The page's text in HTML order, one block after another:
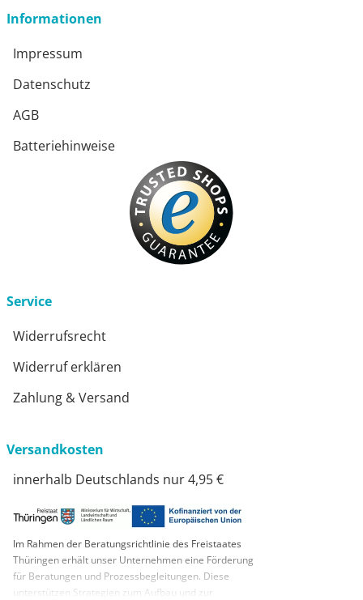
Informationen
Impressum
Datenschutz
AGB
Batteriehinweise
Service
Widerrufsrecht
Widerruf erklären
Zahlung & Versand
Versandkosten
innerhalb Deutschlands nur 4,95 €
Im Rahmen der Beratungsrichtlinie des Freistaates
Thüringen erhält unser Unternehmen eine Förderung
für Beratungen und Prozessbegleitungen. Diese
unterstützen Strategien zum Aufbau und zur